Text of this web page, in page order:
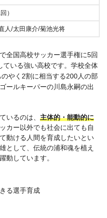
）
人/太田康介/菊池光将
全国高校サッカー選手権に5回
ている強い高校です。学校全体
やく2割に相当する200人の部
ールキーパーの川島永嗣の出
いるのは、 主体的・能動的に
カー以外でも社会に出ても自
動ける人間を育成したいとい
として、伝統の浦和魂を植え
動しています。
る選手育成